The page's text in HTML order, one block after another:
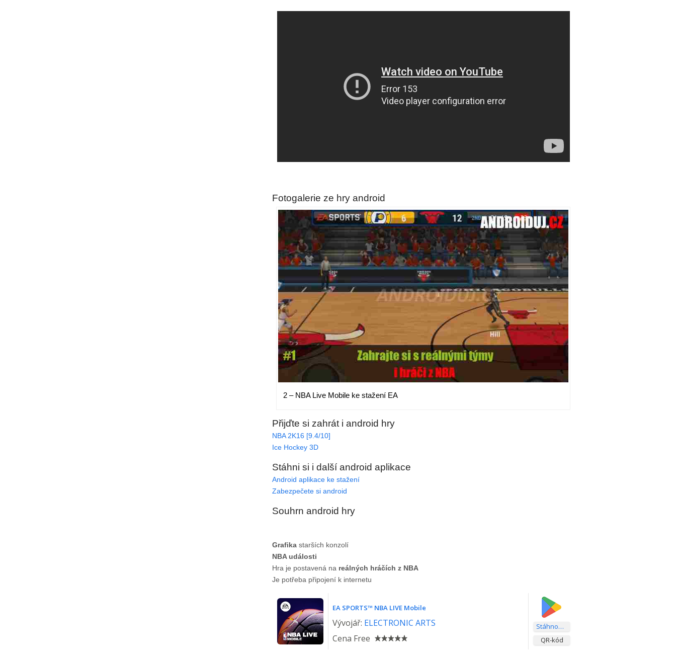
Fotogalerie ze hry android
2 – NBA Live Mobile ke stažení EA
Přijďte si zahrát i android hry
NBA 2K16 [9.4/10]
Ice Hockey 3D
Stáhni si i další android aplikace
Android aplikace ke stažení
Zabezpečete si android
Souhrn android hry
Grafikastarších konzolí
NBA události
Hra je postavená na reálných hráčích z NBA
Je potřeba připojení k internetu
Stáhnout aplikaci
QR-kód
EA SPORTS™ NBA LIVE Mobile
Vývojář: ELECTRONIC ARTS
Cena Free